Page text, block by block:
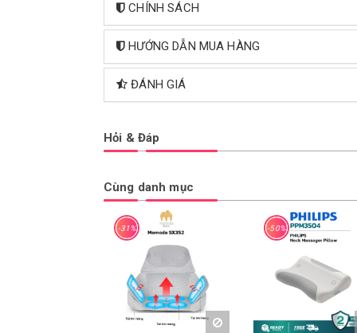
CHÍNH SÁCH
HƯỚNG DẪN MUA HÀNG
ĐÁNH GIÁ
Hỏi & Đáp
Cùng danh mục
-31% -50%